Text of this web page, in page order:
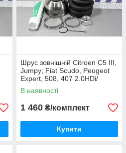
Шрус зовнішній Citroen C5 III,
Jumpy; Fiat Scudo, Peugeot
Expert, 508, 407 2.0HDi/
1.6VTi/ THP 2007р-
В наявності
1 460 ₴/комплект
Купити